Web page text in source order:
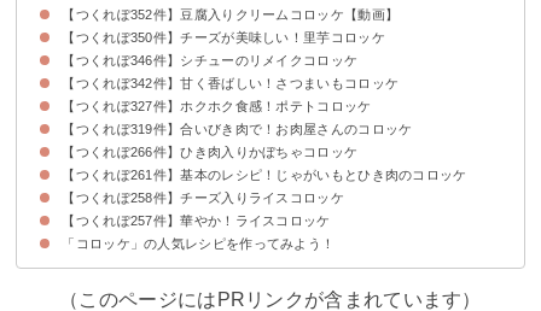
【つくれぽ352件】豆腐入りクリームコロッケ【動画】
【つくれぽ350件】チーズが美味しい！里芋コロッケ
【つくれぽ346件】シチューのリメイクコロッケ
【つくれぽ342件】甘く香ばしい！さつまいもコロッケ
【つくれぽ327件】ホクホク食感！ポテトコロッケ
【つくれぽ319件】合いびき肉で！お肉屋さんのコロッケ
【つくれぽ266件】ひき肉入りかぼちゃコロッケ
【つくれぽ261件】基本のレシピ！じゃがいもとひき肉のコロッケ
【つくれぽ258件】チーズ入りライスコロッケ
【つくれぽ257件】華やか！ライスコロッケ
「コロッケ」の人気レシピを作ってみよう！
（このページにはPRリンクが含まれています）